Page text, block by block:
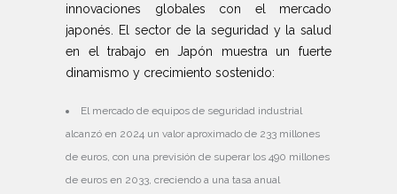
innovaciones globales con el mercado
japonés. El sector de la seguridad y la salud
en el trabajo en Japón muestra un fuerte
dinamismo y crecimiento sostenido:
El mercado de equipos de seguridad industrial
alcanzó en 2024 un valor aproximado de 233 millones
de euros, con una previsión de superar los 490 millones
de euros en 2033, creciendo a una tasa anual